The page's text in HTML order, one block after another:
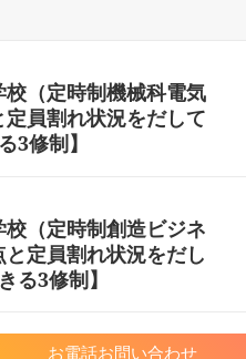
お電話お問い合わせ
（定時制機械科電気
員割れ状況をだして
3修制】
（定時制創造ビジネ
定員割れ状況をだし
る3修制】